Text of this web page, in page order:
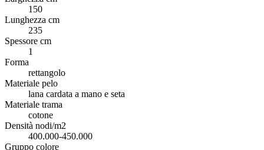
150
Lunghezza cm
235
Spessore cm
1
Forma
rettangolo
Materiale pelo
lana cardata a mano e seta
Materiale trama
cotone
Densità nodi/m2
400.000-450.000
Gruppo colore